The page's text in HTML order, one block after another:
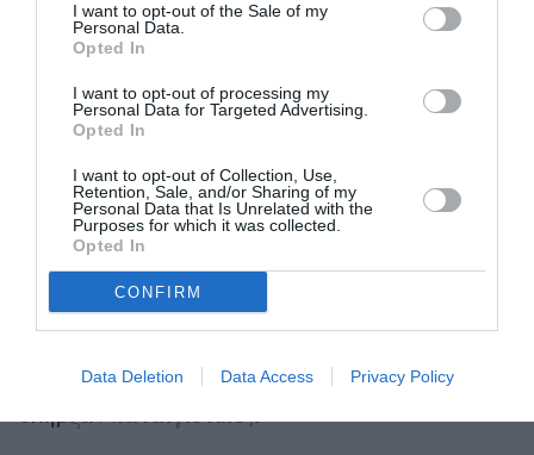
I want to opt-out of the Sale of my
Personal Data.
Opted In
I want to opt-out of processing my
Personal Data for Targeted Advertising.
Opted In
I want to opt-out of Collection, Use,
Retention, Sale, and/or Sharing of my
Personal Data that Is Unrelated with the
Purposes for which it was collected.
Opted In
CONFIRM
Data Deletion Data Access Privacy Policy
Να θυμίσουμε εδώ ότι ο Chalamet σε μια
συνέντευξή του με τον
στο Πανεπιστήμιο του Τέξας, μιλώντας για τις
προσπάθειες διατήρησης της τέχνης του
κινηματογράφου έκανε ένα σχόλιο που
θεωρήθηκε τουλάχιστον άστοχο: «Δεν θα ήθελα
να δουλεύω στο μπαλέτο ή την όπερα ή κάτι
τέτοιο όπου όλοι λένε “ας προσπαθήσουμε να
το κρατήσουμε ζωντανό αυτό το πράγμα,
οι αντιδράσεις από τους ανθρώπους της τέχνης
υπήρξαν καταιγιστικές.